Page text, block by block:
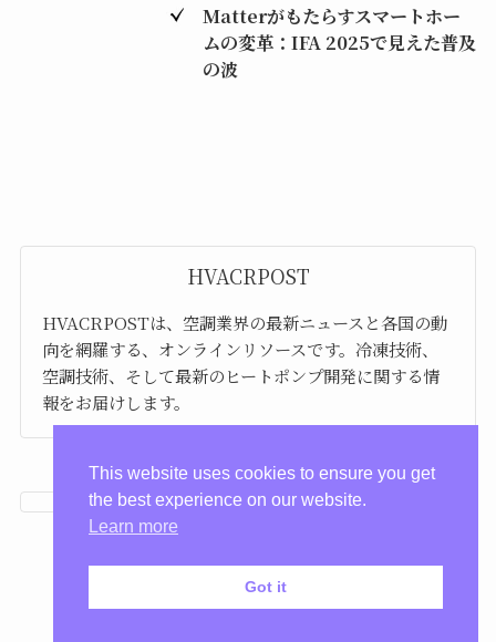
Matterがもたらすスマートホー
ムの変革：IFA 2025で見えた普及
の波
HVACRPOST
HVACRPOSTは、空調業界の最新ニュースと各国の動
向を網羅する、オンラインリソースです。冷凍技術、
空調技術、そして最新のヒートポンプ開発に関する情
報をお届けします。
プライバシーポリシー
This website uses cookies to ensure you get
the best experience on our website.
Learn more
Got it